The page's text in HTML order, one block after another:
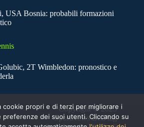
USA Bosnia: probabili formazioni
2T Wimbledon: pronostico e
Copyright © 2025
SportNews BetFlag
cookie propri e di terzi per migliorare i
preferenze dei suoi utenti. Cliccando su